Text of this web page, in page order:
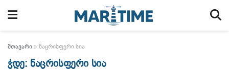
მთავარი » ნაცრისფერი სია
ჭდე: ნაცრისფერი სია